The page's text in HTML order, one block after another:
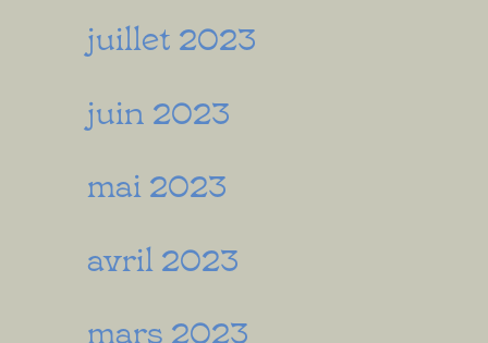
juillet 2023
juin 2023
mai 2023
avril 2023
mars 2023